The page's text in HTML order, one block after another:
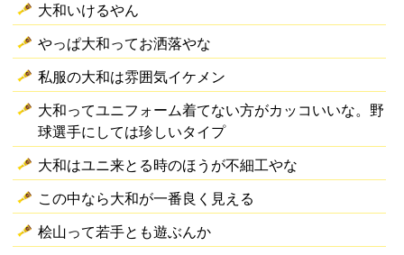
大和いけるやん
やっぱ大和ってお洒落やな
私服の大和は雰囲気イケメン
大和ってユニフォーム着てない方がカッコいいな。野
球選手にしては珍しいタイプ
大和はユニ来とる時のほうが不細工やな
この中なら大和が一番良く見える
桧山って若手とも遊ぶんか